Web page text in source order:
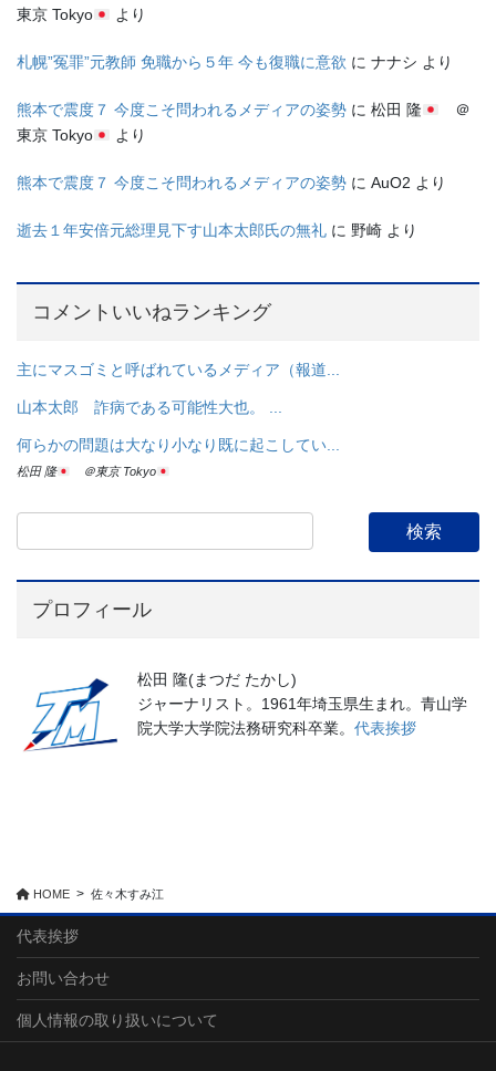
東京 Tokyo
より
札幌”冤罪”元教師 免職から５年 今も復職に意欲 に ナナシ より
熊本で震度７ 今度こそ問われるメディアの姿勢 に 松田 隆
＠
東京 Tokyo
より
熊本で震度７ 今度こそ問われるメディアの姿勢 に AuO2 より
逝去１年安倍元総理見下す山本太郎氏の無礼 に 野崎 より
コメントいいねランキング
主にマスゴミと呼ばれているメディア（報道...
山本太郎 詐病である可能性大也。 ...
何らかの問題は大なり小なり既に起こしてい...
松田 隆 ＠東京 Tokyo
プロフィール
松田 隆(まつだ たかし)
ジャーナリスト。1961年埼玉県生まれ。青山学
院大学大学院法務研究科卒業。 代表挨拶
HOME 佐々木すみ江
代表挨拶
お問い合わせ
個人情報の取り扱いについて